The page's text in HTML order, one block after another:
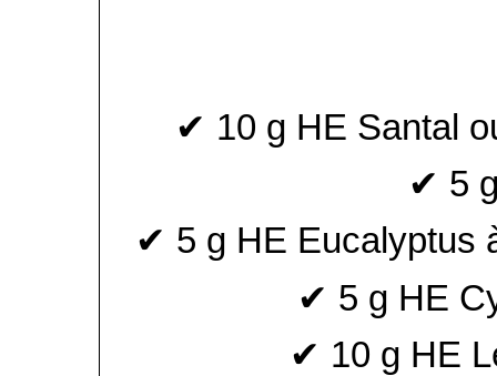
✔ 10 g HE Santal
✔ 5
✔ 5 g HE Eucalyptus
✔ 5 g HE
✔ 10 g HE